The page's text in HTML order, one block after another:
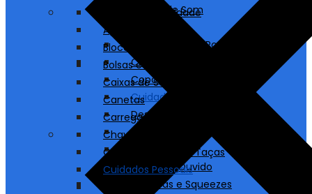
Caixas de Som
Carregadores/ Power Bank
Chaveiros
Copos, Canecas e Taças
Cuidados Pessoais
Destaques
Diversos
Fones de Ouvido
Garrafas e Squeezes
A partir de 1 unidade
Agendas
Blocos e Cadernos
Bolsas e Sacolas
Caixas de Som
Canetas
Carregadores/ Power Bank
Chaveiros
Copos, Canecas e Taças
Cuidados Pessoais